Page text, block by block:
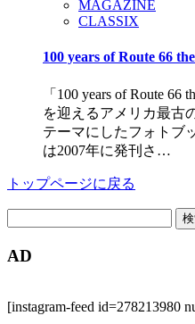
MAGAZINE
CLASSIX
100 years of Route 66
「100 years of Route 66
を迎えるアメリカ最古
テーマにしたフォトブ
は2007年に発刊さ…
トップページに戻る
AD
[instagram-feed id=278213980